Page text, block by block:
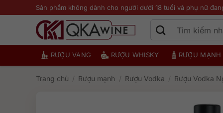
qua
Sản phẩm không dành cho người dưới 18 tuổi và phụ nữ
RƯỢU VANG RƯỢU WHISKY RƯỢU MẠNH
Trang chủ / Rượu mạnh / Rượu Vodka / Rượu Vodka